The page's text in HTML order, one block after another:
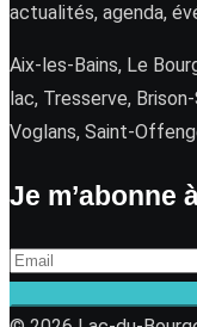
actualités, agenda,
Aix-les-Bains, Le
lac, Tresserve,
Voglans, Saint-
Je m’abonne